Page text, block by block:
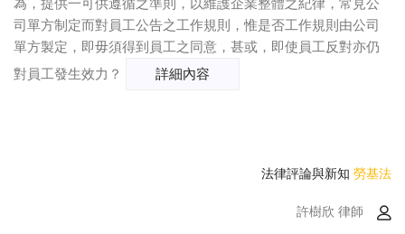
為，提供一可供遵循之準則，以維護企業整體之紀律，常見公
司單方制定而對員工公告之工作規則，惟是否工作規則由公司
單方製定，即毋須得到員工之同意，甚或，即使員工反對亦仍
對員工發生效力？
詳細內容
法律評論與新知 勞基法
許樹欣 律師